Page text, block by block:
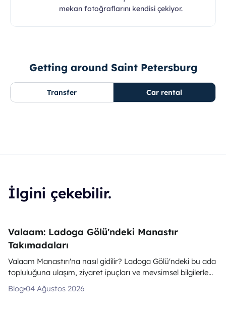
mekan fotoğraflarını kendisi çekiyor.
Getting around Saint Petersburg
Transfer Car rental
İlgini çekebilir.
Valaam: Ladoga Gölü'ndeki Manastır
Takımadaları
Valaam Manastırı'na nasıl gidilir? Ladoga Gölü'ndeki bu ada
topluluğuna ulaşım, ziyaret ipuçları ve mevsimsel bilgilerle...
Blog 04 Ağustos 2026